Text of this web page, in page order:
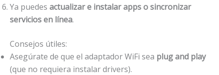
Ya puedes actualizar e instalar apps o sincronizar
servicios en línea.
Consejos útiles:
Asegúrate de que el adaptador WiFi sea plug and play
(que no requiera instalar drivers).